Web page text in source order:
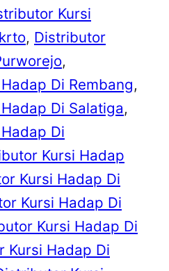
Kursi
, Distributor
Di Rembang
Di Salatiga
Di
Kursi Hadap
Kursi Hadap Di
Kursi Hadap Di
Kursi Hadap Di
Kursi Hadap Di